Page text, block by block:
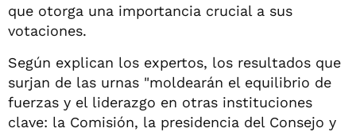
que otorga una importancia crucial a sus
votaciones.
Según explican los expertos, los resultados que
surjan de las urnas "moldearán el equilibrio de
fuerzas y el liderazgo en otras instituciones
clave: la Comisión, la presidencia del Consejo y